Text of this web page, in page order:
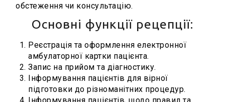
обстеження чи консультацію.
Основні функції рецепції:
Реєстрація та оформлення електронної
амбулаторної картки пацієнта.
Запис на прийом та діагностику.
Інформування пацієнтів для вірної
підготовки до різноманітних процедур.